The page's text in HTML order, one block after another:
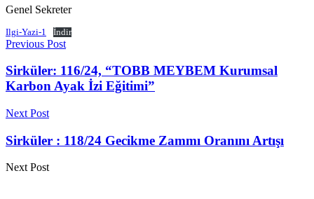
Genel Sekreter
Ilgi-Yazi-1 İndir
Previous Post
Sirküler: 116/24, “TOBB MEYBEM Kurumsal
Karbon Ayak İzi Eğitimi”
Next Post
Sirküler : 118/24 Gecikme Zammı Oranını Artışı
Next Post